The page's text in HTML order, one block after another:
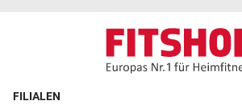
FILIALEN